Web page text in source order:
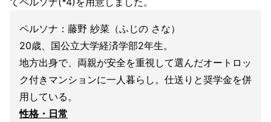
ペルソナ：藤野 紗菜（ふじの さな）
20歳、国公立大学経済学部2年生。
地方出身で、両親が安全を重視して選んだオートロッ
ク付きマンションに一人暮らし。仕送りと奨学金を併
用している。
性格・日常